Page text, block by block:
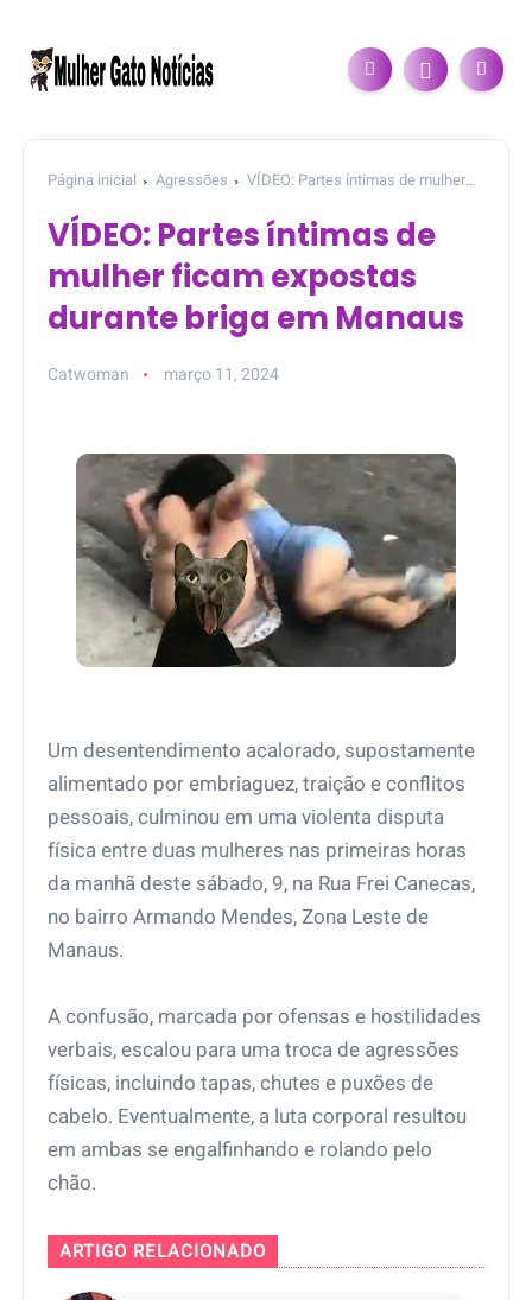
Página inicial Agressões
VÍDEO: Partes íntimas de mulher
ficam expostas durante briga em Manaus
VÍDEO: Partes íntimas de
mulher ficam expostas
durante briga em Manaus
Catwoman março 11, 2024
Um desentendimento acalorado, supostamente
alimentado por embriaguez, traição e conflitos
pessoais, culminou em uma violenta disputa
física entre duas mulheres nas primeiras horas
da manhã deste sábado, 9, na Rua Frei Canecas,
no bairro Armando Mendes, Zona Leste de
Manaus.
A confusão, marcada por ofensas e hostilidades
verbais, escalou para uma troca de agressões
físicas, incluindo tapas, chutes e puxões de
cabelo. Eventualmente, a luta corporal resultou
em ambas se engalfinhando e rolando pelo
chão.
ARTIGO RELACIONADO